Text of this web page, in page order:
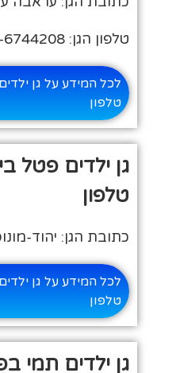
טלפון הגן: 04-6744208
לכל המידע על גן
טלפון
גן ילדים פטל
טלפון
כתובת הגן: יהוד-
לכל המידע על גן ילדים
טלפון
גן ילדים תמי